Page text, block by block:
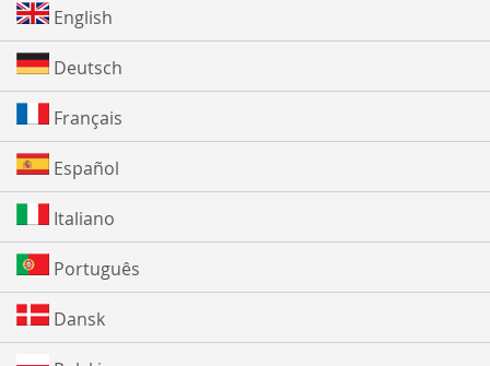
English
Deutsch
Français
Español
Italiano
Português
Dansk